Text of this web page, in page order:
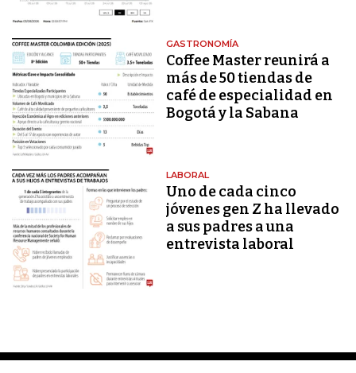
GASTRONOMÍA
Coffee Master reunirá a
más de 50 tiendas de
café de especialidad en
Bogotá y la Sabana
LABORAL
Uno de cada cinco
jóvenes gen Z ha llevado
a sus padres a una
entrevista laboral